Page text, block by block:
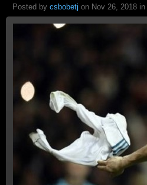
Posted by csbobetj on Nov 26, 2018 in